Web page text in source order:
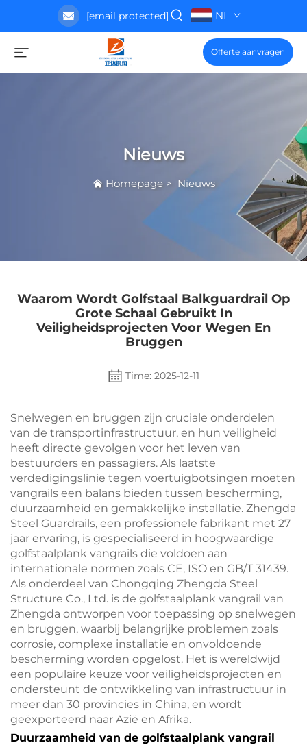
[email protected] NL
Offerte aanvragen
Nieuws
Homepage> Nieuws
Waarom Wordt Golfstaal Balkguardrail Op
Grote Schaal Gebruikt In
Veiligheidsprojecten Voor Wegen En
Bruggen
Time: 2025-12-11
Snelwegen en bruggen zijn cruciale onderdelen
van de transportinfrastructuur, en hun veiligheid
heeft directe gevolgen voor het leven van
bestuurders en passagiers. Als laatste
verdedigingslinie tegen voertuigbotsingen moeten
vangrails een balans bieden tussen bescherming,
duurzaamheid en gemakkelijke installatie. Zhengda
Steel Guardrails, een professionele fabrikant met 27
jaar ervaring, is gespecialiseerd in hoogwaardige
golfstaalplank vangrails die voldoen aan
internationale normen zoals CE, ISO en GB/T 31439.
Als onderdeel van Chongqing Zhengda Steel
Structure Co., Ltd. is de golfstaalplank vangrail van
Zhengda ontworpen voor toepassing op snelwegen
en bruggen, waarbij belangrijke problemen zoals
corrosie, complexe installatie en onvoldoende
bescherming worden opgelost. Het is wereldwijd
een populaire keuze voor veiligheidsprojecten en
ondersteunt de ontwikkeling van infrastructuur in
meer dan 30 provincies in China, en wordt
geëxporteerd naar Azië en Afrika.
Duurzaamheid van de golfstaalplank vangrail